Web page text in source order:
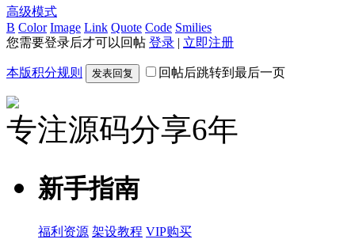
高级模式
B Color Image Link Quote Code Smilies
您需要登录后才可以回帖 登录 | 立即注册
本版积分规则 发表回复 回帖后跳转到最后一页
专注源码分享6年
新手指南
福利资源 架设教程 VIP购买